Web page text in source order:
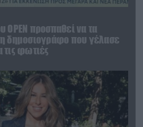
OPEN προσπαθεί να τα
δημοσιογράφο που γέλασε
τις φωτιές